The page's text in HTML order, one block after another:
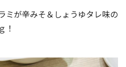
ミが辛みそ＆しょうゆタレ味の
！